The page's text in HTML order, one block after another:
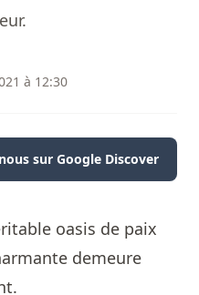
à 12:30
sur Google Discover
oasis de paix
demeure